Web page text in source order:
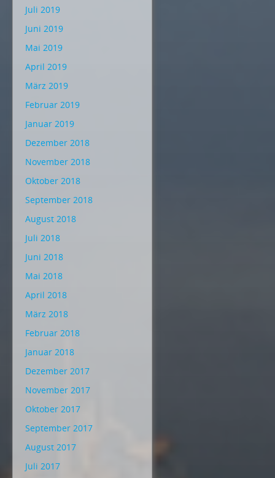
Juli 2019
Juni 2019
Mai 2019
April 2019
März 2019
Februar 2019
Januar 2019
Dezember 2018
November 2018
Oktober 2018
September 2018
August 2018
Juli 2018
Juni 2018
Mai 2018
April 2018
März 2018
Februar 2018
Januar 2018
Dezember 2017
November 2017
Oktober 2017
September 2017
August 2017
Juli 2017